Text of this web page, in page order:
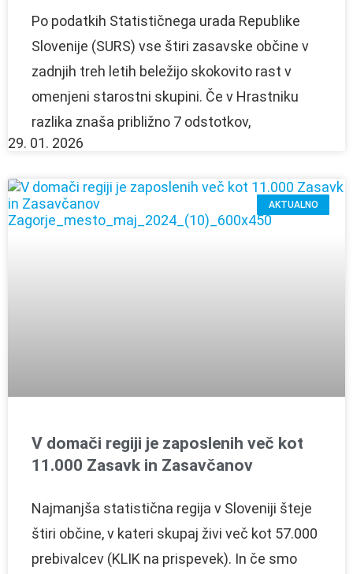
Po podatkih Statističnega urada Republike
Slovenije (SURS) vse štiri zasavske občine v
zadnjih treh letih beležijo skokovito rast v
omenjeni starostni skupini. Če v Hrastniku
razlika znaša približno 7 odstotkov,
29. 01. 2026
AKTUALNO
V domači regiji je zaposlenih več kot
11.000 Zasavk in Zasavčanov
Najmanjša statistična regija v Sloveniji šteje
štiri občine, v kateri skupaj živi več kot 57.000
prebivalcev (KLIK na prispevek). In če smo